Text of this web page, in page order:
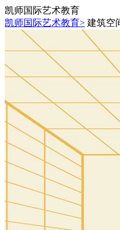
凯师国际艺术教育
凯师国际艺术教育> 建筑空